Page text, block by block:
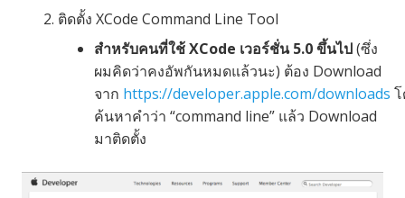
ติดตั้ง XCode Command Line Tool
สำหรับคนที่ใช้ XCode เวอร์ชั่น 5.0 ขึ้นไป(ซึ่ง
ผมคิดว่าคงอัพกันหมดแล้วนะ) ต้อง Download
จาก https://developer.apple.com/downloads
ค้นหาคำว่า “command line” แล้ว Download
มาติดตั้ง